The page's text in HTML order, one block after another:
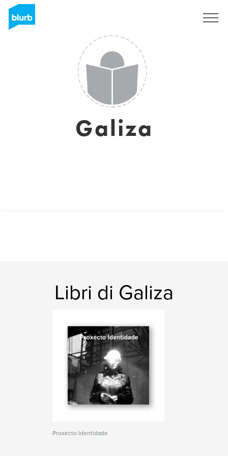
Galiza
Libri di Galiza
Proxecto Identidade